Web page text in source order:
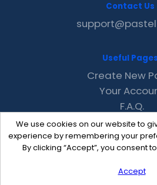
We use cookies on our website to
experience by remembering your
By clicking “Accept”, you consent
Accept
Contact Us
Useful Pages
Create New
Your
F.A.Q.
Recent
Contact